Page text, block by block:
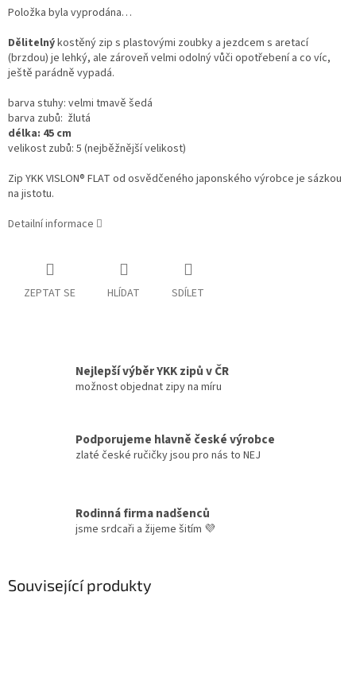
Položka byla vyprodána…
Dělitelnýkostěný zip s plastovými zoubky a jezdcem s aretací
(brzdou) je lehký, ale zároveň velmi odolný vůči opotřebení a co víc,
ještě parádně vypadá.
barva stuhy: velmi tmavě šedá
barva zubů: žlutá
délka: 45 cm
velikost zubů: 5 (nejběžnější velikost)
Zip YKK VISLON® FLAT od osvědčeného japonského výrobce je sázkou
na jistotu.
Detailní informace
ZEPTAT SE HLÍDAT SDÍLET
Nejlepší výběr YKK zipů v ČR
možnost objednat zipy na míru
Podporujeme hlavně české výrobce
zlaté české ručičky jsou pro nás to NEJ
Rodinná firma nadšenců
jsme srdcaři a žijeme šitím 💜
Související produkty